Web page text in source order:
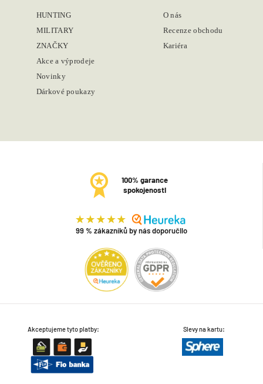
HUNTING
MILITARY
ZNAČKY
Akce a výprodeje
Novinky
Dárkové poukazy
O nás
Recenze obchodu
Kariéra
100% garance
spokojenosti
99 % zákazníků by nás doporučilo
Akceptujeme tyto platby: Slevy na kartu: